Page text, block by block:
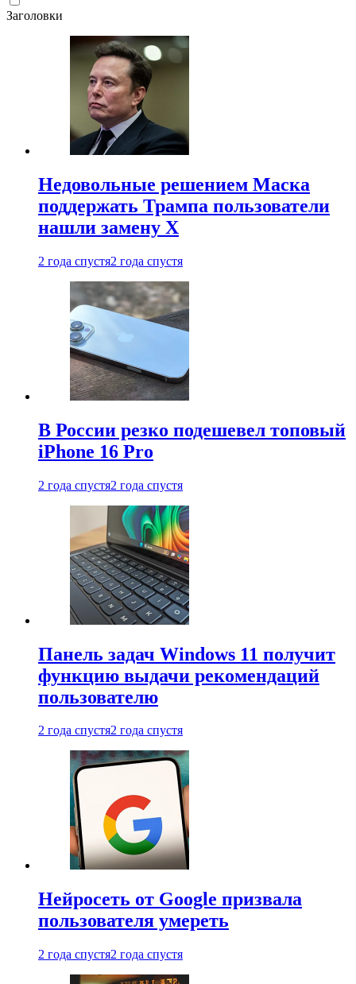
Заголовки
Недовольные решением Маска
поддержать Трампа пользователи
нашли замену X
2 года спустя2 года спустя
В России резко подешевел топовый
iPhone 16 Pro
2 года спустя2 года спустя
Панель задач Windows 11 получит
функцию выдачи рекомендаций
пользователю
2 года спустя2 года спустя
Нейросеть от Google призвала
пользователя умереть
2 года спустя2 года спустя